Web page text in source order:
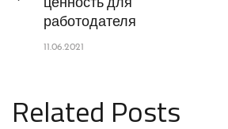
работодателя
11.06.2021
Related Posts